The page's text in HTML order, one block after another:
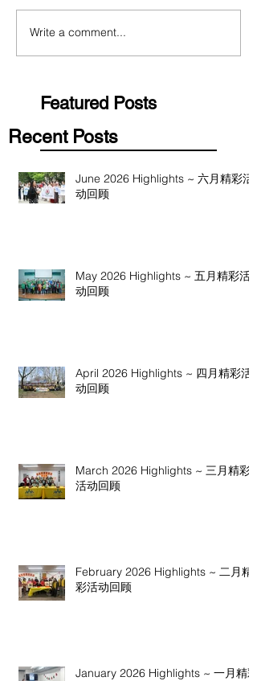
Write a comment...
Featured Posts
Recent Posts
June 2026 Highlights ~ 六月精彩活
动回顾
May 2026 Highlights ~ 五月精彩活
动回顾
April 2026 Highlights ~ 四月精彩活
动回顾
March 2026 Highlights ~ 三月精彩
活动回顾
February 2026 Highlights ~ 二月精
彩活动回顾
January 2026 Highlights ~ 一月精彩